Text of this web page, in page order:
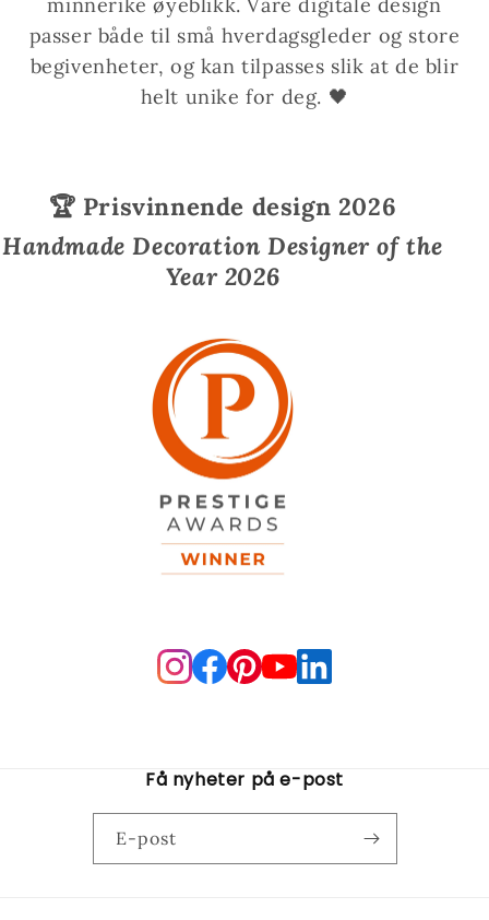
passer både til små hverdagsgleder og store
begivenheter, og kan tilpasses slik at de blir
helt unike for deg. 🖤
🏆 Prisvinnende design 2026
Handmade Decoration Designer of the
Year 2026
Få nyheter på e-post
E-post